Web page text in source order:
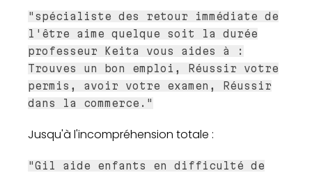
"spécialiste des retour immédiate de
l'être aime quelque soit la durée
professeur Keita vous aides à :
Trouves un bon emploi, Réussir votre
permis, avoir votre examen, Réussir
dans la commerce."
Jusqu'à l'incompréhension totale :
"Gil aide enfants en difficulté de